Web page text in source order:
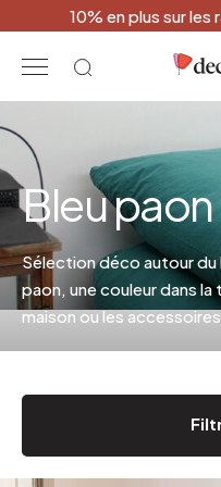
10% en plus sur les
Bleu paon
Sélection déco autour du
paon, une couleur dans
maison ou les